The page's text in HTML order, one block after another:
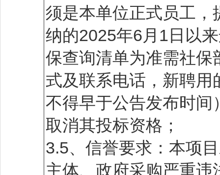
须是本单位正式员工，
纳的2025年6月1日以
保查询清单为准需社保
式及联系电话，新聘
不得早于公告发布时间
取消其投标资格；
3.5、信誉要求：本项
主体、政府采购严重